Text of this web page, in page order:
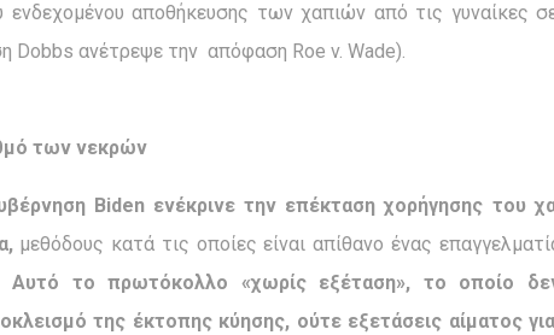
αποθήκευσης των χαπιών από τις γυναίκες
Dobbs ανέτρεψε την απόφαση Roe v. Wade).
των νεκρών
Biden ενέκρινε την επέκταση χορήγησης του
μεθόδους κατά τις οποίες είναι απίθανο ένας
Αυτό το πρωτόκολλο «χωρίς εξέταση», το οποίο
της έκτοπης κύησης, ούτε εξετάσεις αίματος